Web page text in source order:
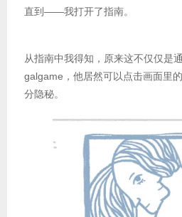
直到——我打开了指南。
从指南中我得知，原来这不仅仅是
galgame，他居然可以点击画面里
分隐秘。